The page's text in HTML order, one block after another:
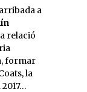
relació
formar
la